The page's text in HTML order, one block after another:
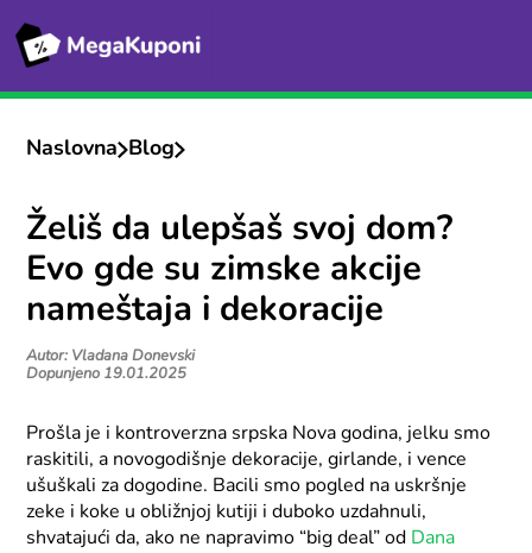
Naslovna Blog
Želiš da ulepšaš svoj dom?
Evo gde su zimske akcije
nameštaja i dekoracije
Autor: Vladana Donevski
Dopunjeno 19.01.2025
Prošla je i kontroverzna srpska Nova godina, jelku smo
raskitili, a novogodišnje dekoracije, girlande, i vence
ušuškali za dogodine. Bacili smo pogled na uskršnje
zeke i koke u obližnjoj kutiji i duboko uzdahnuli,
shvatajući da, ako ne napravimo “big deal” od Dana